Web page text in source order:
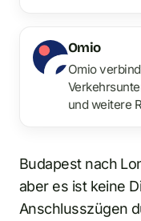
Omio
Omio
und weitere
Budapest nach
aber es ist keine
Anschlusszügen